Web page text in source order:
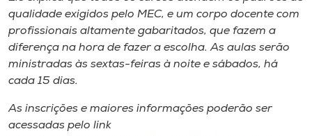
A+
qualidade exigidos pelo MEC, e um corpo docente com
profissionais altamente gabaritados, que fazem a
diferença na hora de fazer a escolha. As aulas serão
ministradas às sextas-feiras à noite e sábados, há
cada 15 dias.
As inscrições e maiores informações poderão ser
acessadas pelo link